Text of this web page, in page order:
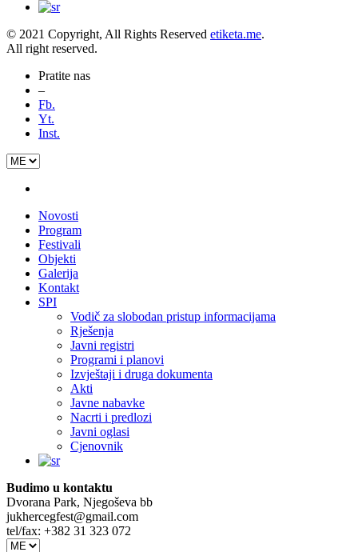
© 2021 Copyright, All Rights Reserved etiketa.me.
All right reserved.
Pratite nas
–
Fb.
Yt.
Inst.
Novosti
Program
Festivali
Objekti
Galerija
Kontakt
SPI
Vodič za slobodan pristup informacijama
Rješenja
Javni registri
Programi i planovi
Izvještaji i druga dokumenta
Akti
Javne nabavke
Nacrti i predlozi
Javni oglasi
Cjenovnik
Budimo u kontaktu
Dvorana Park, Njegoševa bb
jukhercegfest@gmail.com
tel/fax: +382 31 323 072